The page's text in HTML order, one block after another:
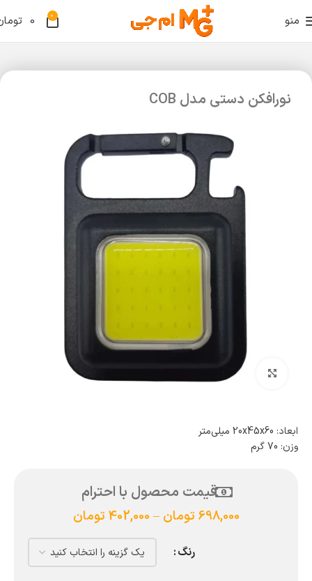
منو 0
0
نورافکن دستی مدل COB
بزرگنمایی تصویر
ابعاد: 20x45x60 میلی‌متر
وزن: 70 گرم
قیمت محصول با احترام
698,000 تومان –
402,000 تومان
رنگ